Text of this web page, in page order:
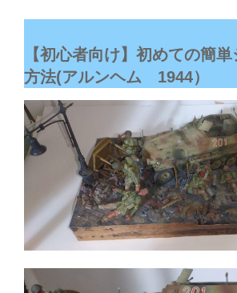
【初心者向け】初めての簡
方法(アルンヘム 1944）